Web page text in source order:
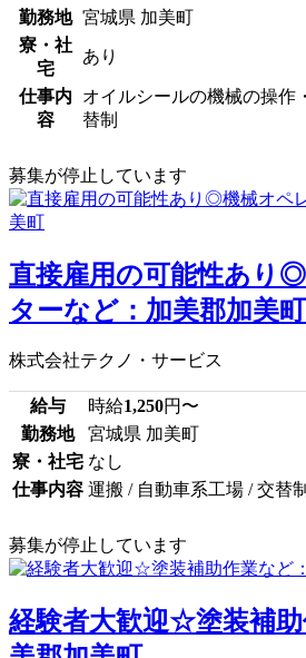
勤務地 宮城県 加美町
寮・社
宅
あり
仕事内
容
オイルシールの機械の操作
替制
募集が停止しています
直接雇用の可能性あり
ターなど：加美郡加美町
株式会社テクノ・サービス
給与 時給1,250円〜
勤務地
宮城県 加美町
寮・社宅 なし
仕事内容 運搬 / 自動車系工場 / 交替制
募集が停止しています
経験者大歓迎☆塗装補助